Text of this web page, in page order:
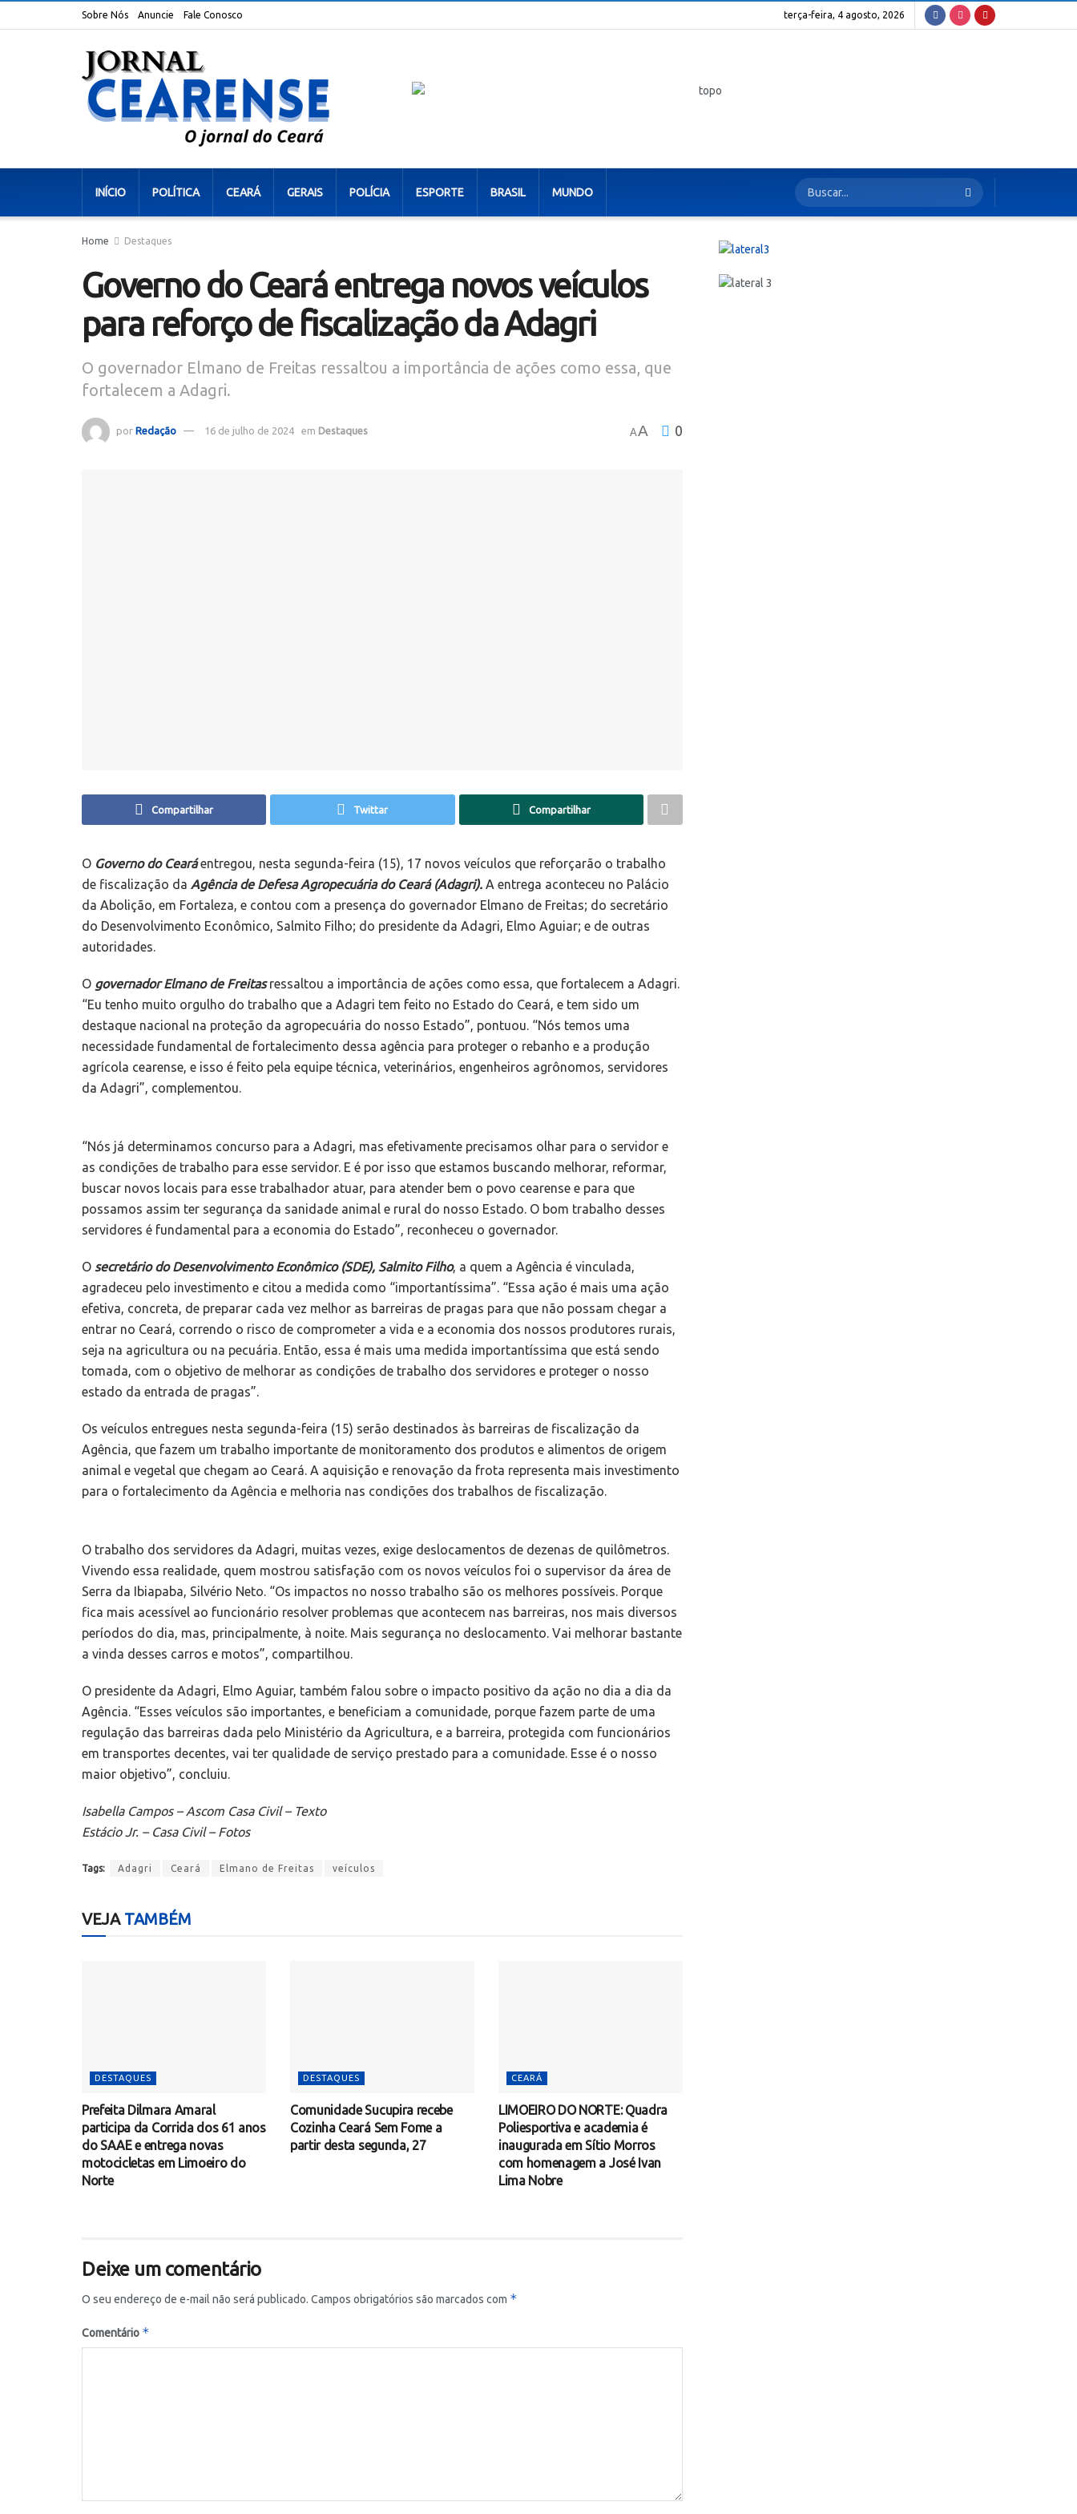
Sobre Nós Anuncie Fale Conosco terça-feira, 4 agosto, 2026
INÍCIO POLÍTICA CEARÁ GERAIS POLÍCIA ESPORTE BRASIL MUNDO
Home Destaques
Governo do Ceará entrega novos veículos
para reforço de fiscalização da Adagri
O governador Elmano de Freitas ressaltou a importância de ações como essa, que
fortalecem a Adagri.
por Redação 16 de julho de 2024 em Destaques AA 0
Compartilhar Twittar Compartilhar
O Governo do Ceará entregou, nesta segunda-feira (15), 17 novos veículos que reforçarão o trabalho
de fiscalização da Agência de Defesa Agropecuária do Ceará (Adagri). A entrega aconteceu no Palácio
da Abolição, em Fortaleza, e contou com a presença do governador Elmano de Freitas; do secretário
do Desenvolvimento Econômico, Salmito Filho; do presidente da Adagri, Elmo Aguiar; e de outras
autoridades.
O governador Elmano de Freitasressaltou a importância de ações como essa, que fortalecem a Adagri.
“Eu tenho muito orgulho do trabalho que a Adagri tem feito no Estado do Ceará, e tem sido um
destaque nacional na proteção da agropecuária do nosso Estado”, pontuou. “Nós temos uma
necessidade fundamental de fortalecimento dessa agência para proteger o rebanho e a produção
agrícola cearense, e isso é feito pela equipe técnica, veterinários, engenheiros agrônomos, servidores
da Adagri”, complementou.
“Nós já determinamos concurso para a Adagri, mas efetivamente precisamos olhar para o servidor e
as condições de trabalho para esse servidor. E é por isso que estamos buscando melhorar, reformar,
buscar novos locais para esse trabalhador atuar, para atender bem o povo cearense e para que
possamos assim ter segurança da sanidade animal e rural do nosso Estado. O bom trabalho desses
servidores é fundamental para a economia do Estado”, reconheceu o governador.
O secretário do Desenvolvimento Econômico (SDE), Salmito Filho, a quem a Agência é vinculada,
agradeceu pelo investimento e citou a medida como “importantíssima”. “Essa ação é mais uma ação
efetiva, concreta, de preparar cada vez melhor as barreiras de pragas para que não possam chegar a
entrar no Ceará, correndo o risco de comprometer a vida e a economia dos nossos produtores rurais,
seja na agricultura ou na pecuária. Então, essa é mais uma medida importantíssima que está sendo
tomada, com o objetivo de melhorar as condições de trabalho dos servidores e proteger o nosso
estado da entrada de pragas”.
Os veículos entregues nesta segunda-feira (15) serão destinados às barreiras de fiscalização da
Agência, que fazem um trabalho importante de monitoramento dos produtos e alimentos de origem
animal e vegetal que chegam ao Ceará. A aquisição e renovação da frota representa mais investimento
para o fortalecimento da Agência e melhoria nas condições dos trabalhos de fiscalização.
O trabalho dos servidores da Adagri, muitas vezes, exige deslocamentos de dezenas de quilômetros.
Vivendo essa realidade, quem mostrou satisfação com os novos veículos foi o supervisor da área de
Serra da Ibiapaba, Silvério Neto. “Os impactos no nosso trabalho são os melhores possíveis. Porque
fica mais acessível ao funcionário resolver problemas que acontecem nas barreiras, nos mais diversos
períodos do dia, mas, principalmente, à noite. Mais segurança no deslocamento. Vai melhorar bastante
a vinda desses carros e motos”, compartilhou.
O presidente da Adagri, Elmo Aguiar, também falou sobre o impacto positivo da ação no dia a dia da
Agência. “Esses veículos são importantes, e beneficiam a comunidade, porque fazem parte de uma
regulação das barreiras dada pelo Ministério da Agricultura, e a barreira, protegida com funcionários
em transportes decentes, vai ter qualidade de serviço prestado para a comunidade. Esse é o nosso
maior objetivo”, concluiu.
Isabella Campos – Ascom Casa Civil – Texto
Estácio Jr. – Casa Civil – Fotos
Tags: Adagri Ceará Elmano de Freitas veículos
VEJATAMBÉM
DESTAQUES
Prefeita Dilmara Amaral
participa da Corrida dos 61 anos
do SAAE e entrega novas
motocicletas em Limoeiro do
Norte
DESTAQUES
Comunidade Sucupira recebe
Cozinha Ceará Sem Fome a
partir desta segunda, 27
CEARÁ
LIMOEIRO DO NORTE: Quadra
Poliesportiva e academia é
inaugurada em Sítio Morros
com homenagem a José Ivan
Lima Nobre
Deixe um comentário
O seu endereço de e-mail não será publicado. Campos obrigatórios são marcados com *
Comentário *